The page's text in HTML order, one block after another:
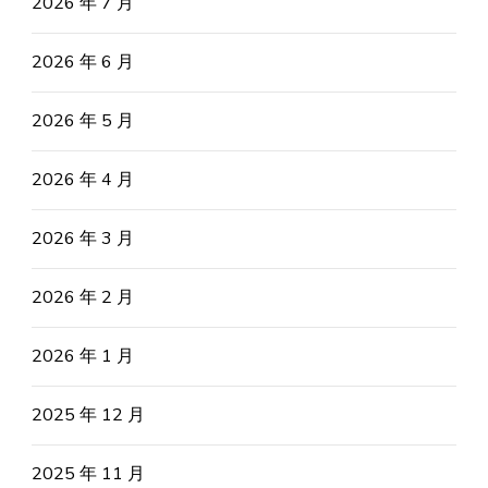
2026 年 6 月
2026 年 5 月
2026 年 4 月
2026 年 3 月
2026 年 2 月
2026 年 1 月
2025 年 12 月
2025 年 11 月